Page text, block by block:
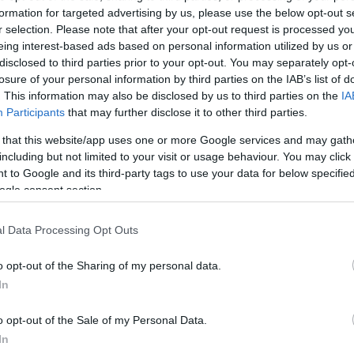
for targeted advertising by us, please use the below opt-out
selection. Please note that after your opt-out request is processed
interest-based ads based on personal information utilized by us
to third parties prior to your opt-out. You may separately
of your personal information by third parties on the IAB’s list of
This information may also be disclosed by us to third parties on the
Participants that may further disclose it to other third parties.
that this website/app uses one or more Google services and may
but not limited to your visit or usage behaviour. You may
to Google and its third-party tags to use your data for below
consent section.
Data Processing Opt Outs
opt-out of the Sharing of my personal data.
opt-out of the Sale of my Personal Data.
αλλά και μέσω της εφαρμογής Missing Alert app.
ΔΙΑΦΗΜΙΣΗ